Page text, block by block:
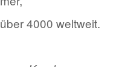
4000 weltweit.